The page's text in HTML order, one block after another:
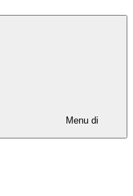
Menu di